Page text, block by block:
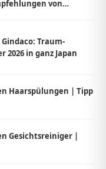
von
Traum-
2026 in ganz Japan
Haarspülungen | Tipp
Gesichtsreiniger |